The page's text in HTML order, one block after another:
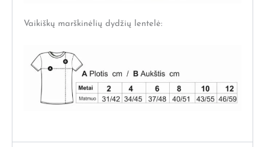
Vaikiškų marškinėlių dydžių lentelė: